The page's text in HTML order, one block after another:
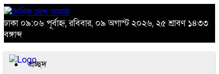
ঢাকা ০৯:০৬ পূর্বাহ্ন, রবিবার, ০৯ অগাস্ট ২০২৬, ২৫ শ্রাবণ ১৪৩৩
বঙ্গাব্দ
প্রচ্ছদ